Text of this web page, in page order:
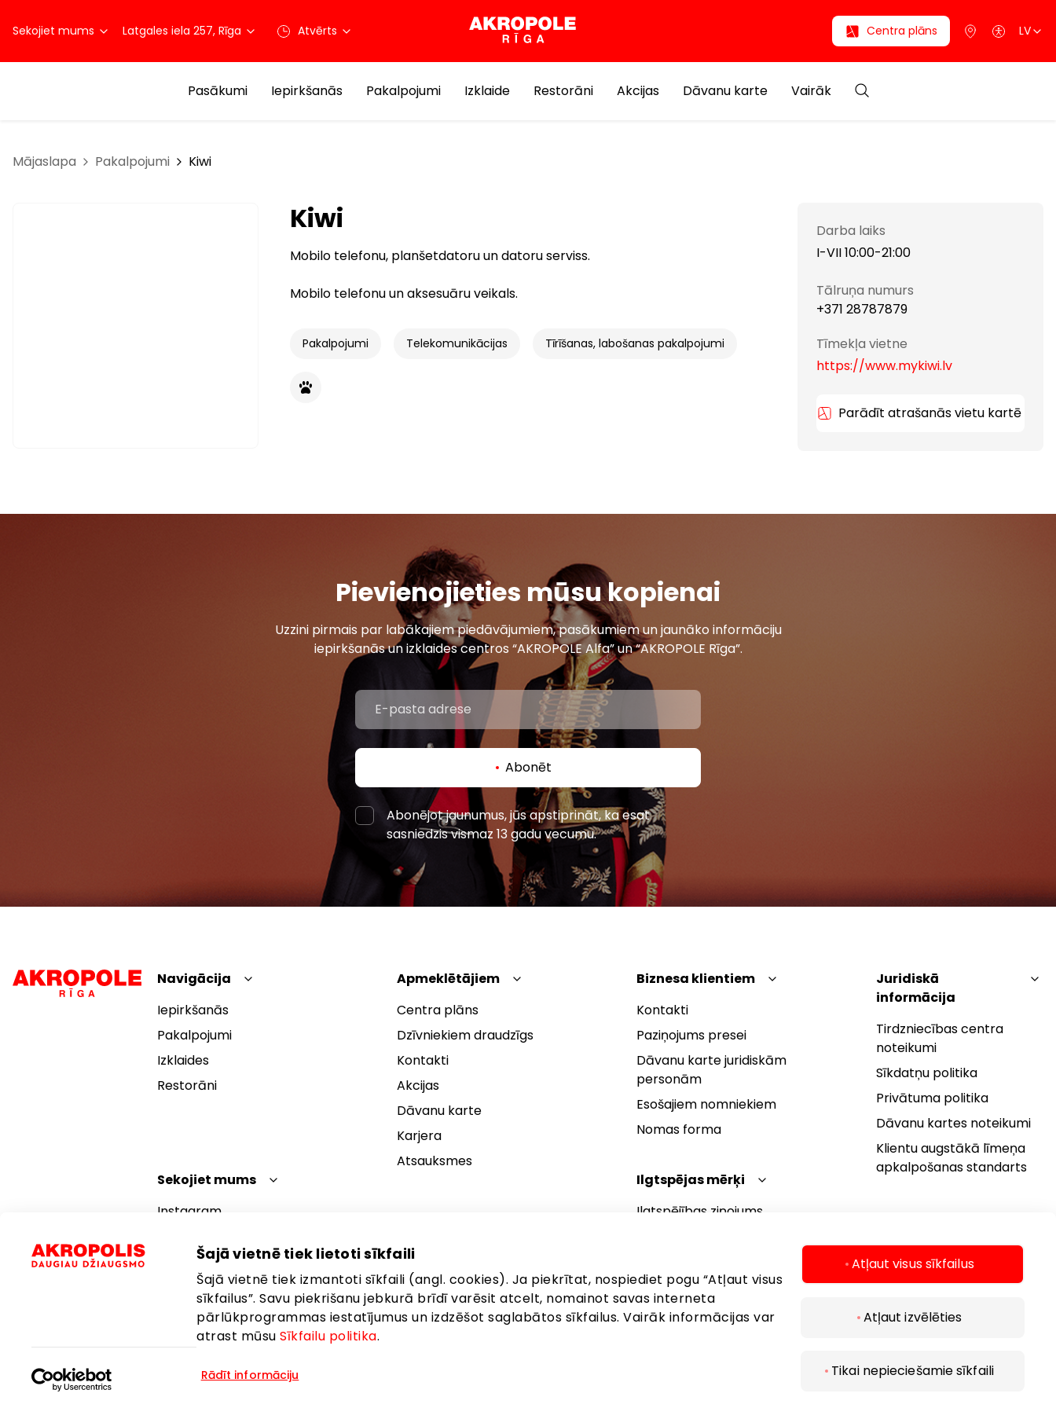
Šajā vietnē tiek lietoti sīkfaili
Šajā vietnē tiek izmantoti sīkfaili (angl. cookies). Ja piekrītat, nospiediet pogu “Atļaut visus
sīkfailus”. Savu piekrišanu jebkurā brīdī varēsit atcelt, nomainot savas interneta
pārlūkprogrammas iestatījumus un izdzēšot saglabātos sīkfailus. Vairāk informācijas var
atrast mūsu Sīkfailu politika.
Rādīt informāciju
Atļaut visus sīkfailus
Atļaut izvēlēties
Tikai nepieciešamie sīkfaili
Sekojiet mums Latgales iela 257, Rīga Atvērts Centra plāns LV
Pasākumi Iepirkšanās Pakalpojumi Izklaide Restorāni Akcijas Dāvanu karte Vairāk
Mājaslapa Pakalpojumi Kiwi
Kiwi
Mobilo telefonu, planšetdatoru un datoru serviss.
Mobilo telefonu un aksesuāru veikals.
Pakalpojumi Telekomunikācijas Tīrīšanas, labošanas pakalpojumi
Darba laiks
I-VII 10:00-21:00
Tālruņa numurs
+371 28787879
Tīmekļa vietne
https://www.mykiwi.lv
Parādīt atrašanās vietu kartē
Pievienojieties mūsu kopienai
Uzzini pirmais par labākajiem piedāvājumiem, pasākumiem un jaunāko informāciju
iepirkšanās un izklaides centros “AKROPOLE Alfa” un “AKROPOLE Rīga”.
Abonēt
Abonējot jaunumus, jūs apstiprināt, ka esat
sasniedzis vismaz 13 gadu vecumu.
Navigācija
Iepirkšanās
Pakalpojumi
Izklaides
Restorāni
Apmeklētājiem
Centra plāns
Dzīvniekiem draudzīgs
Kontakti
Akcijas
Dāvanu karte
Karjera
Atsauksmes
Biznesa klientiem
Kontakti
Paziņojums presei
Dāvanu karte juridiskām
personām
Esošajiem nomniekiem
Nomas forma
Ilgtspējas mērķi
Ilgtspējības ziņojums
Juridiskā
informācija
Tirdzniecības centra
noteikumi
Sīkdatņu politika
Privātuma politika
Dāvanu kartes noteikumi
Klientu augstākā līmeņa
apkalpošanas standarts
Sekojiet mums
Instagram
YouTube
Valoda:Latviešu